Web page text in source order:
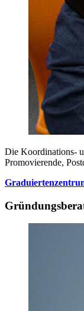
Die Koordinations-
Promovierende,